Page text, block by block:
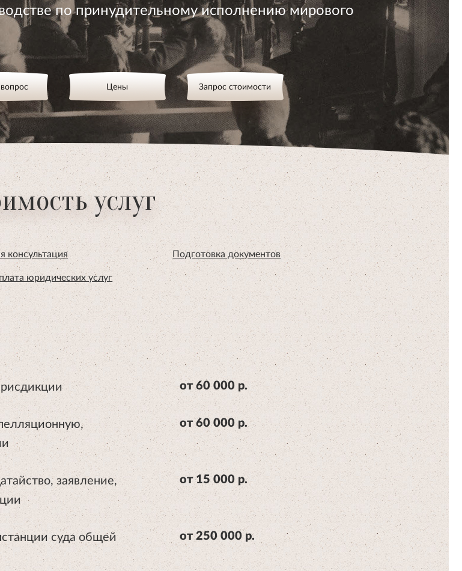
по принудительному исполнению мирового
Цены Запрос стоимости
услуг
консультация Подготовка документов
юридических услуг
от 60 000 р.
от 60 000 р.
заявление,
от 15 000 р.
суда общей
от 250 000 р.